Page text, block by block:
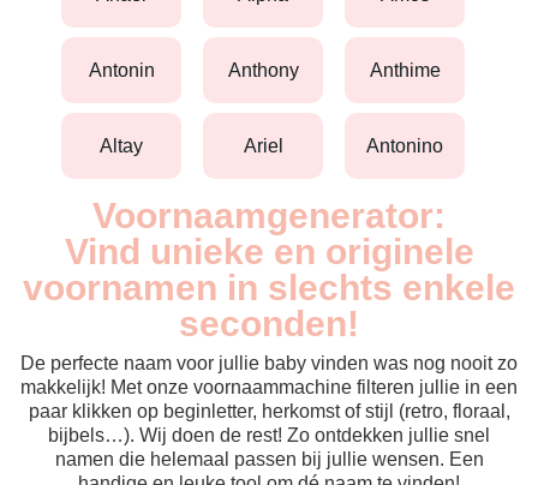
antonin anthony anthime
altay ariel antonino
Voornaamgenerator:
Vind unieke en originele
voornamen in slechts enkele
seconden!
De perfecte naam voor jullie baby vinden was nog nooit zo
makkelijk! Met onze voornaammachine filteren jullie in een
paar klikken op beginletter, herkomst of stijl (retro, floraal,
bijbels…). Wij doen de rest! Zo ontdekken jullie snel
namen die helemaal passen bij jullie wensen. Een